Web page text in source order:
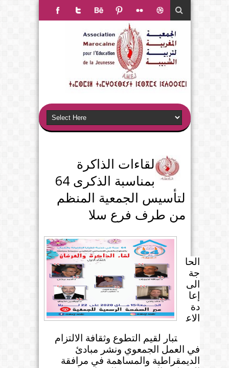
لقاءات الذاكرة
بمناسبة الذكرى 64
لتأسيس الجمعية المنظم
من طرف فرع سلا
الحا
جة
الى
إعا
دة
الاع
تبار لقيم التطوع وثقافة الالتزام
في العمل الجمعوي ونشر مبادئ
الديمقراطية والمساهمة في مرافقة